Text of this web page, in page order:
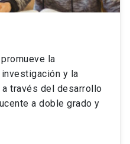
la
y la
través del desarrollo
a doble grado y